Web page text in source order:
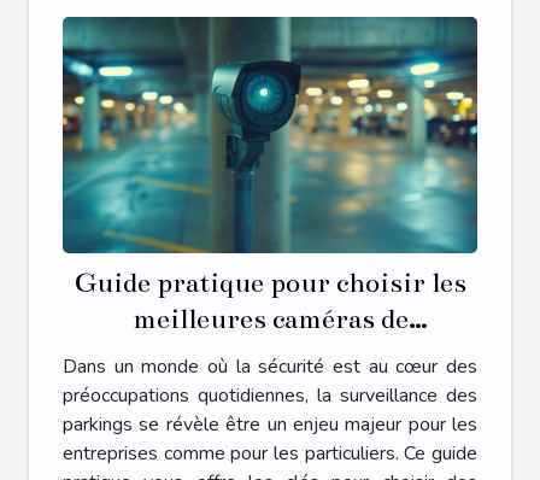
Guide pratique pour choisir les
meilleures caméras de
surveillance pour parkings
Dans un monde où la sécurité est au cœur des
préoccupations quotidiennes, la surveillance des
parkings se révèle être un enjeu majeur pour les
entreprises comme pour les particuliers. Ce guide